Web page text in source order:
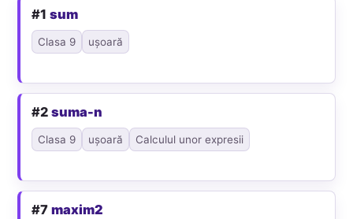
#1sum
Clasa 9 ușoară
#2suma-n
Clasa 9 ușoară Calculul unor expresii
#7maxim2